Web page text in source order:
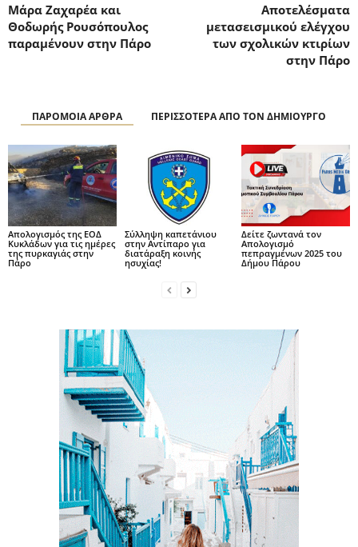
Μάρα Ζαχαρέα και
Θοδωρής Ρουσόπουλος
παραμένουν στην Πάρο
Αποτελέσματα
μετασεισμικού ελέγχου
των σχολικών κτιρίων
στην Πάρο
ΠΑΡΟΜΟΙΑ ΑΡΘΡΑ ΠΕΡΙΣΣΟΤΕΡΑ ΑΠΟ ΤΟΝ ΔΗΜΙΟΥΡΓΟ
Απολογισμός της ΕΟΔ
Κυκλάδων για τις ημέρες
της πυρκαγιάς στην
Πάρο
Σύλληψη καπετάνιου
στην Αντίπαρο για
διατάραξη κοινής
ησυχίας!
Δείτε ζωντανά τον
Απολογισμό
πεπραγμένων 2025 του
Δήμου Πάρου